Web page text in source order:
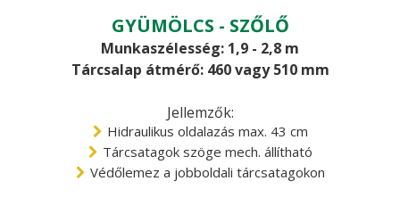
GYÜMÖLCS - SZŐLŐ
Munkaszélesség: 1,9 - 2,8 m
Tárcsalap átmérő: 460 vagy 510 mm
Jellemzők:
Hidraulikus oldalazás max. 43 cm
Tárcsatagok szöge mech. állítható
Védőlemez a jobboldali tárcsatagokon